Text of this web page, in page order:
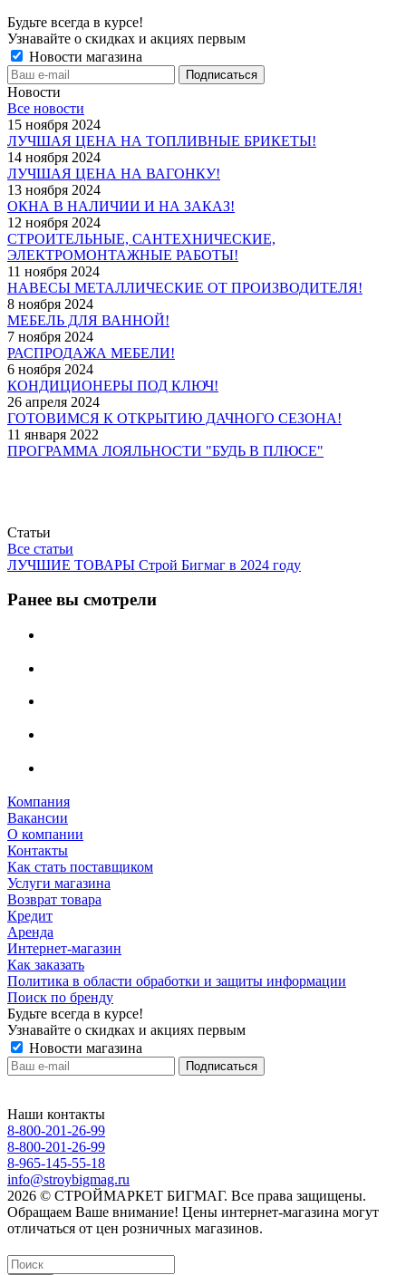
Будьте всегда в курсе!
Узнавайте о скидках и акциях первым
Новости магазина
Новости
Все новости
15 ноября 2024
ЛУЧШАЯ ЦЕНА НА ТОПЛИВНЫЕ БРИКЕТЫ!
14 ноября 2024
ЛУЧШАЯ ЦЕНА НА ВАГОНКУ!
13 ноября 2024
ОКНА В НАЛИЧИИ И НА ЗАКАЗ!
12 ноября 2024
СТРОИТЕЛЬНЫЕ, САНТЕХНИЧЕСКИЕ,
ЭЛЕКТРОМОНТАЖНЫЕ РАБОТЫ!
11 ноября 2024
НАВЕСЫ МЕТАЛЛИЧЕСКИЕ ОТ ПРОИЗВОДИТЕЛЯ!
8 ноября 2024
МЕБЕЛЬ ДЛЯ ВАННОЙ!
7 ноября 2024
РАСПРОДАЖА МЕБЕЛИ!
6 ноября 2024
КОНДИЦИОНЕРЫ ПОД КЛЮЧ!
26 апреля 2024
ГОТОВИМСЯ К ОТКРЫТИЮ ДАЧНОГО СЕЗОНА!
11 января 2022
ПРОГРАММА ЛОЯЛЬНОСТИ "БУДЬ В ПЛЮСЕ"
Статьи
Все статьи
ЛУЧШИЕ ТОВАРЫ Строй Бигмаг в 2024 году
Ранее вы смотрели
Компания
Вакансии
О компании
Контакты
Как стать поставщиком
Услуги магазина
Возврат товара
Кредит
Аренда
Интернет-магазин
Как заказать
Политика в области обработки и защиты информации
Поиск по бренду
Будьте всегда в курсе!
Узнавайте о скидках и акциях первым
Новости магазина
Наши контакты
8-800-201-26-99
8-800-201-26-99
8-965-145-55-18
info@stroybigmag.ru
2026 © СТРОЙМАРКЕТ БИГМАГ. Все права защищены.
Обращаем Ваше внимание! Цены интернет-магазина могут
отличаться от цен розничных магазинов.